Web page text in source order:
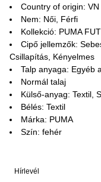
Country of origin: VN
Nem: Női, Férfi
Kollekció: PUMA
Cipő jellemzők:
Csillapítás, Kényelmes
Talp anyaga: Egyéb
Normál talaj
Külső-anyag: Textil,
Bélés: Textil
Márka: PUMA
Szín: fehér
Hírlevél